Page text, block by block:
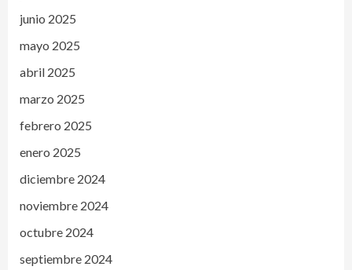
junio 2025
mayo 2025
abril 2025
marzo 2025
febrero 2025
enero 2025
diciembre 2024
noviembre 2024
octubre 2024
septiembre 2024